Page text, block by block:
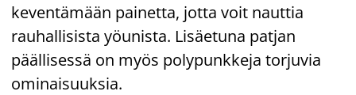
keventämään painetta, jotta voit nauttia
rauhallisista yöunista. Lisäetuna patjan
päällisessä on myös polypunkkeja torjuvia
ominaisuuksia.